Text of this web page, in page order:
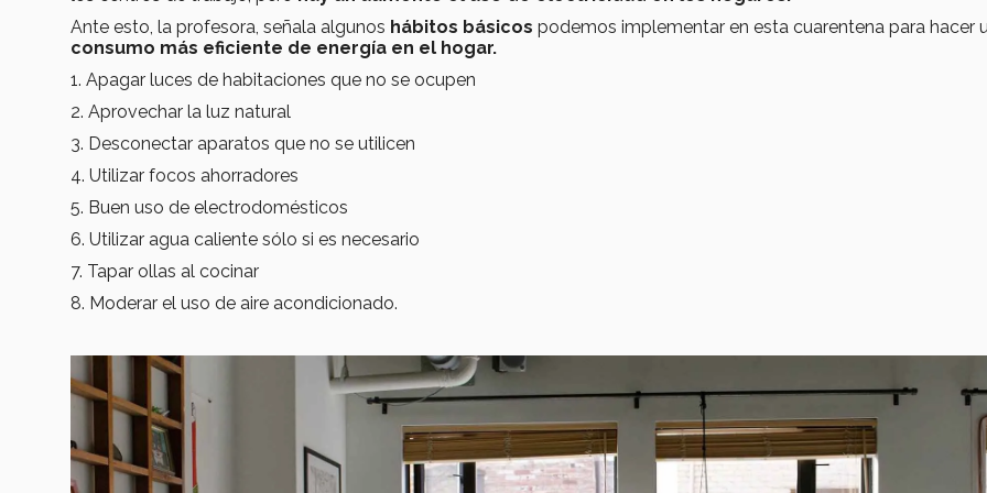
Ante esto, la profesora, señala algunos hábitos básicos podemos implementar en esta cuarentena para hacer
consumo más eficiente de energía en el hogar.
1. Apagar luces de habitaciones que no se ocupen
2. Aprovechar la luz natural
3. Desconectar aparatos que no se utilicen
4. Utilizar focos ahorradores
5. Buen uso de electrodomésticos
6. Utilizar agua caliente sólo si es necesario
7. Tapar ollas al cocinar
8. Moderar el uso de aire acondicionado.